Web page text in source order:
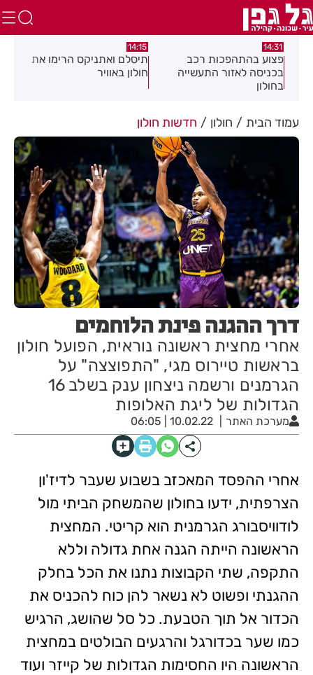
תיסלם ואתניקס הרימו את
חולון באוויר
פצוע בתאונת אופנוע
חולון
עמוד הבית חולון חדשות חולון
דרך ההגנה פינת הלוחמים
אחרי מחצית ראשונה נוראית, הפועל חולון
בראשות טיירוס מגי, "התפוצצה" על
הגרמנים ורשמה ניצחון ענק בשלב 16
הגדולות של ליגת האלופות
מערכת האתר 10.02.22 | 06:05
אחרי ההפסד המאכזב בשבוע שעבר לדיז'ון
הצרפתית, ידעו בחולון שהמשחק הביתי מול
לודוויסבורג הגרמנית הוא קריטי. המחצית
הראשונה הייתה הגנה אחת גדולה וללא
התקפה, שתי הקבוצות נתנו את הכל בחלק
ההגנתי ופשוט לא נשאר להן כוח להכניס את
הכדור אל תוך הטבעת. כל סל שהושג, הרגיש
כמו שער בכדורגל והרגעים הבולטים במחצית
הראשונה היו החסימות הגדולות של קייזר ועוד